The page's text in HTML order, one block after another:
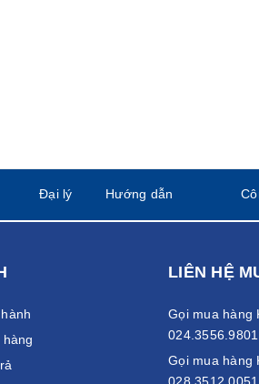
Đại lý Hướng dẫn
LIÊN HỆ
Gọi mua hàng
Gọi mua hàng